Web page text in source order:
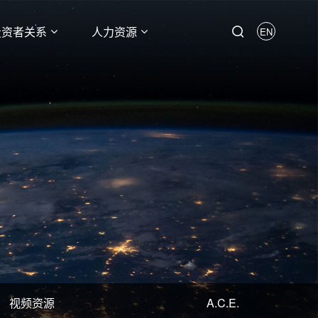
者关系 人力资源 EN
视频资源 A.C.E.